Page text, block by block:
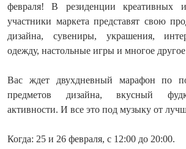
февраля! В резиденции креативных
участники маркета представят свою
дизайна, сувениры, украшения,
одежду, настольные игры и многое
Вас ждет двухдневный марафон по
предметов дизайна, вкусный
активности. И все это под музыку от
Когда: 25 и 26 февраля, с 12:00 до 20:00.